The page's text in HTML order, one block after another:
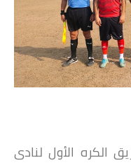
الكره الأول لنادى